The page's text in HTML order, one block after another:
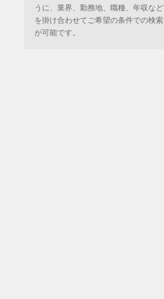
うに、業界、勤務地、職種、年収など
を掛け合わせてご希望の条件での検索
が可能です。